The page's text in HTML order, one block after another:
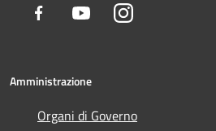
Facebook YoutubeInstagram
Amministrazione
Organi di Governo